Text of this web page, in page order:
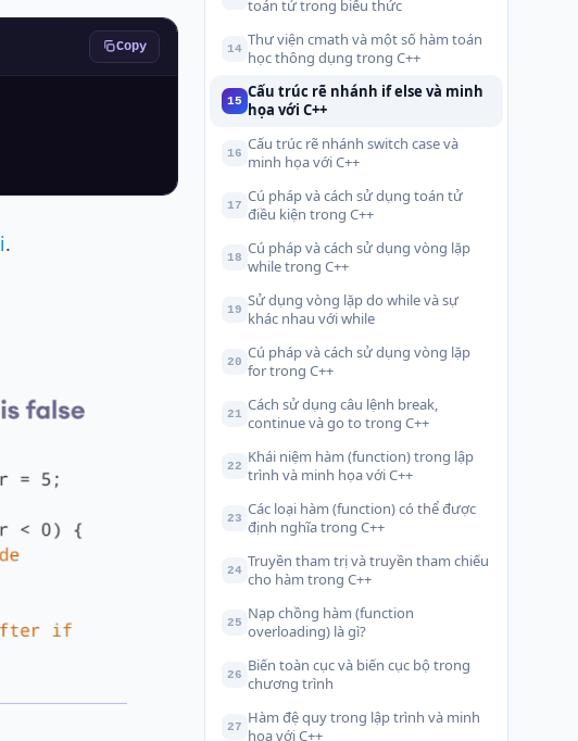
Copy
.
toán tử trong biểu thức
14 Thư viện cmath và một số hàm toán
học thông dụng trong C++
15 Cấu trúc rẽ nhánh if else và minh
họa với C++
16 Cấu trúc rẽ nhánh switch case và
minh họa với C++
17 Cú pháp và cách sử dụng toán tử
điều kiện trong C++
18 Cú pháp và cách sử dụng vòng lặp
while trong C++
19 Sử dụng vòng lặp do while và sự
khác nhau với while
20 Cú pháp và cách sử dụng vòng lặp
for trong C++
21 Cách sử dụng câu lệnh break,
continue và go to trong C++
22 Khái niệm hàm (function) trong lập
trình và minh họa với C++
23 Các loại hàm (function) có thể được
định nghĩa trong C++
24 Truyền tham trị và truyền tham chiếu
cho hàm trong C++
25 Nạp chồng hàm (function
overloading) là gì?
26 Biến toàn cục và biến cục bộ trong
chương trình
27 Hàm đệ quy trong lập trình và minh
họa với C++